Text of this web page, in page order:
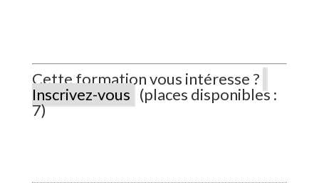
Cette formation vous intéresse ?
Inscrivez-vous (places disponibles :
7)